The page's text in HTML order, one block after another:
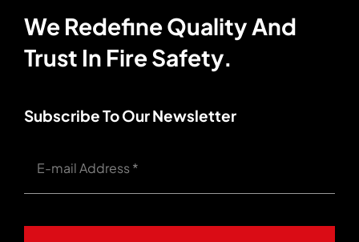
We Redefine Quality And
Trust In Fire Safety.
Subscribe To Our Newsletter